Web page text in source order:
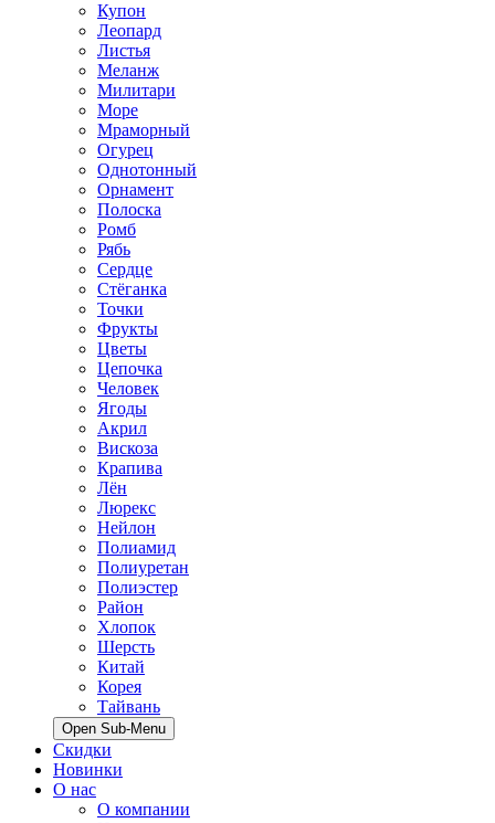
Купон
Леопард
Листья
Меланж
Милитари
Море
Мраморный
Огурец
Однотонный
Орнамент
Полоска
Ромб
Рябь
Сердце
Стёганка
Точки
Фрукты
Цветы
Цепочка
Человек
Ягоды
Акрил
Вискоза
Крапива
Лён
Люрекс
Нейлон
Полиамид
Полиуретан
Полиэстер
Район
Хлопок
Шерсть
Китай
Корея
Тайвань
Open Sub-Menu
Скидки
Новинки
О нас
О компании